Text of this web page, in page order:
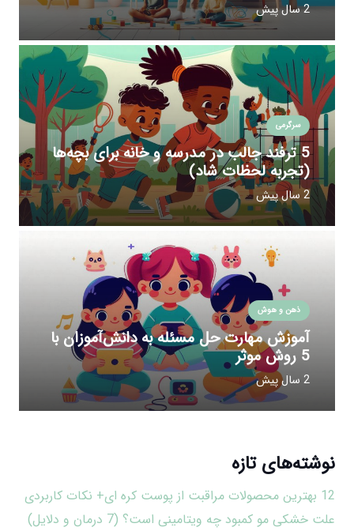
2 سال پیش
سرگرمی
5 ترفند جالب در مدرسه و خانه برای بچه‌ها
(تجربه لحظات شاد)
2 سال پیش
ذهن و هوش
آموزش مهارت حل مسئله به دانش‌آموزان با
5 روش موثر
2 سال پیش
نوشته‌های تازه
12 بهترین محصولات مراقبت از پوست کره ای+ نکات کاربردی
علت خشکی مو کمبود چه ویتامینی است؟ (7 درمان و دلایل)